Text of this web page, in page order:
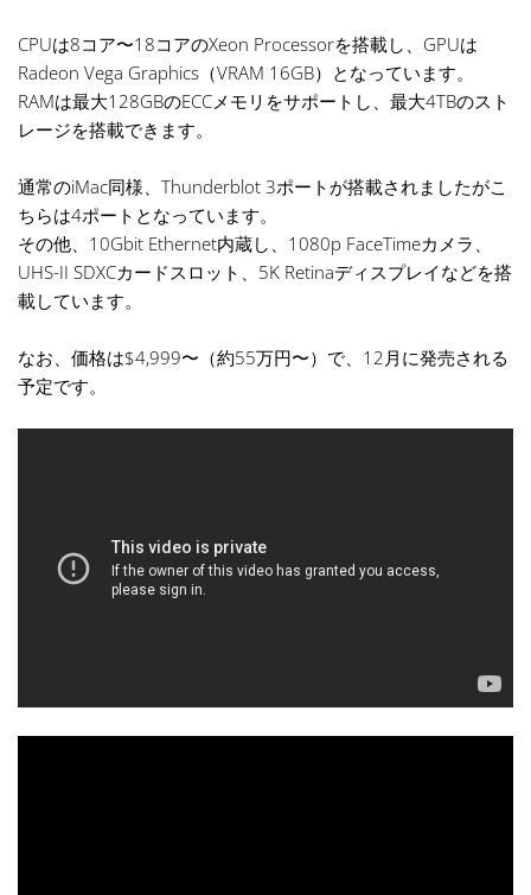
CPUは8コア〜18コアのXeon Processorを搭載し、GPUは
Radeon Vega Graphics（VRAM 16GB）となっています。
RAMは最大128GBのECCメモリをサポートし、最大4TBのスト
レージを搭載できます。
通常のiMac同様、Thunderblot 3ポートが搭載されましたがこ
ちらは4ポートとなっています。
その他、10Gbit Ethernet内蔵し、1080p FaceTimeカメラ、
UHS-II SDXCカードスロット、5K Retinaディスプレイなどを搭
載しています。
なお、価格は$4,999〜（約55万円〜）で、12月に発売される
予定です。